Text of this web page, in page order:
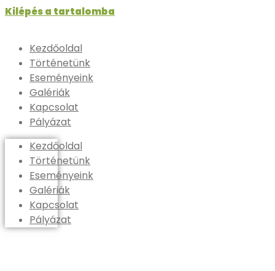
Kilépés a tartalomba
Kezdőoldal
Történetünk
Eseményeink
Galériák
Kapcsolat
Pályázat
Kezdőoldal
Történetünk
Eseményeink
Galériák
Kapcsolat
Pályázat